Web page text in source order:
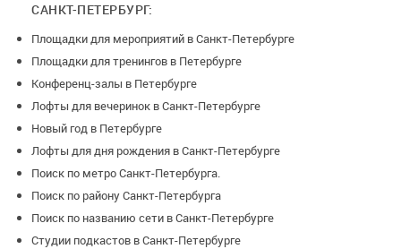
САНКТ-ПЕТЕРБУРГ:
Площадки для мероприятий в Санкт-Петербурге
Площадки для тренингов в Петербурге
Конференц-залы в Петербурге
Лофты для вечеринок в Санкт-Петербурге
Новый год в Петербурге
Лофты для дня рождения в Санкт-Петербурге
Поиск по метро Санкт-Петербурга.
Поиск по району Санкт-Петербурга
Поиск по названию сети в Санкт-Петербурге
Студии подкастов в Санкт-Петербурге